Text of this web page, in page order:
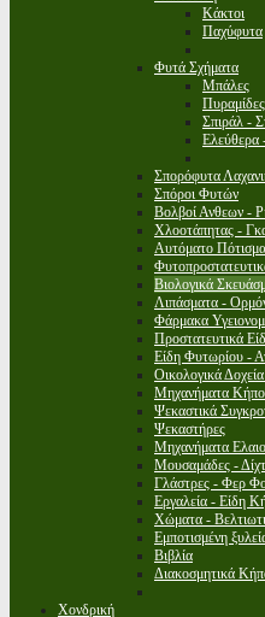
Κάκτοι
Παχύφυτα
Φυτά Σχήματα
Μπάλες
Πυραμίδες
Σπιράλ -
Ελεύθερα
Σπορόφυτα
Σπόροι Φυτών
Βολβοί Ανθεων -
Χλοοτάπητας -
Αυτόματο Πότισμα
Βιολογικά
Λιπάσματα -
Φάρμακα
Προστατευτικά
Είδη Φυτωρίου -
Οικολογικά
Μηχανήματα
Ψεκαστικά
Ψεκαστήρες
Μηχανήματα
Μουσαμάδες -
Γλάστρες - Φερ
Εργαλεία - Είδη
Χώματα -
Εμποτισμένη
Βιβλία
Διακοσμητικά
Χονδρική